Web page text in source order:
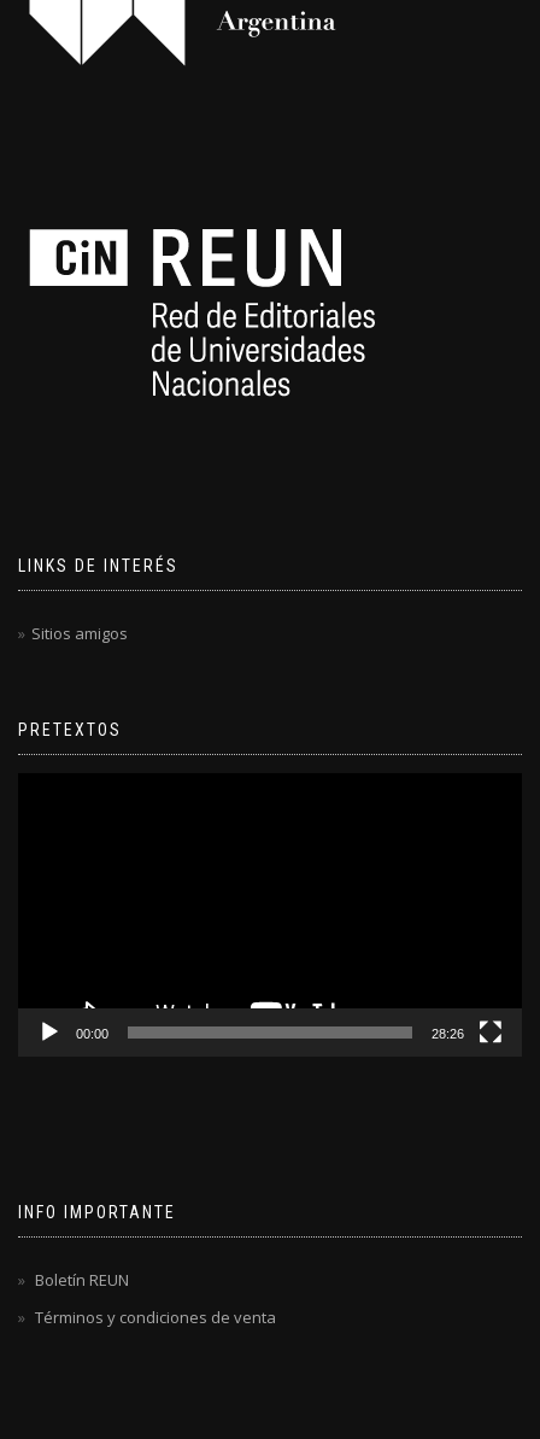
LINKS DE INTERÉS
Sitios amigos
PRETEXTOS
00:00 28:26
INFO IMPORTANTE
Boletín REUN
Términos y condiciones de venta